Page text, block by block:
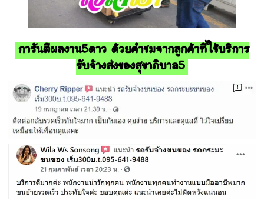
การันตีผลงาน5ดาว ด้วยคำชมจากลูกค้าที่ใช้บริการ
รับจ้างส่งของสุขาภิบาล5